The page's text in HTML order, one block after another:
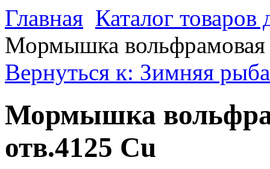
Главная Каталог
Мормышка вольфрамовая
Вернуться к: Зимняя
Мормышка
отв.4125 Cu